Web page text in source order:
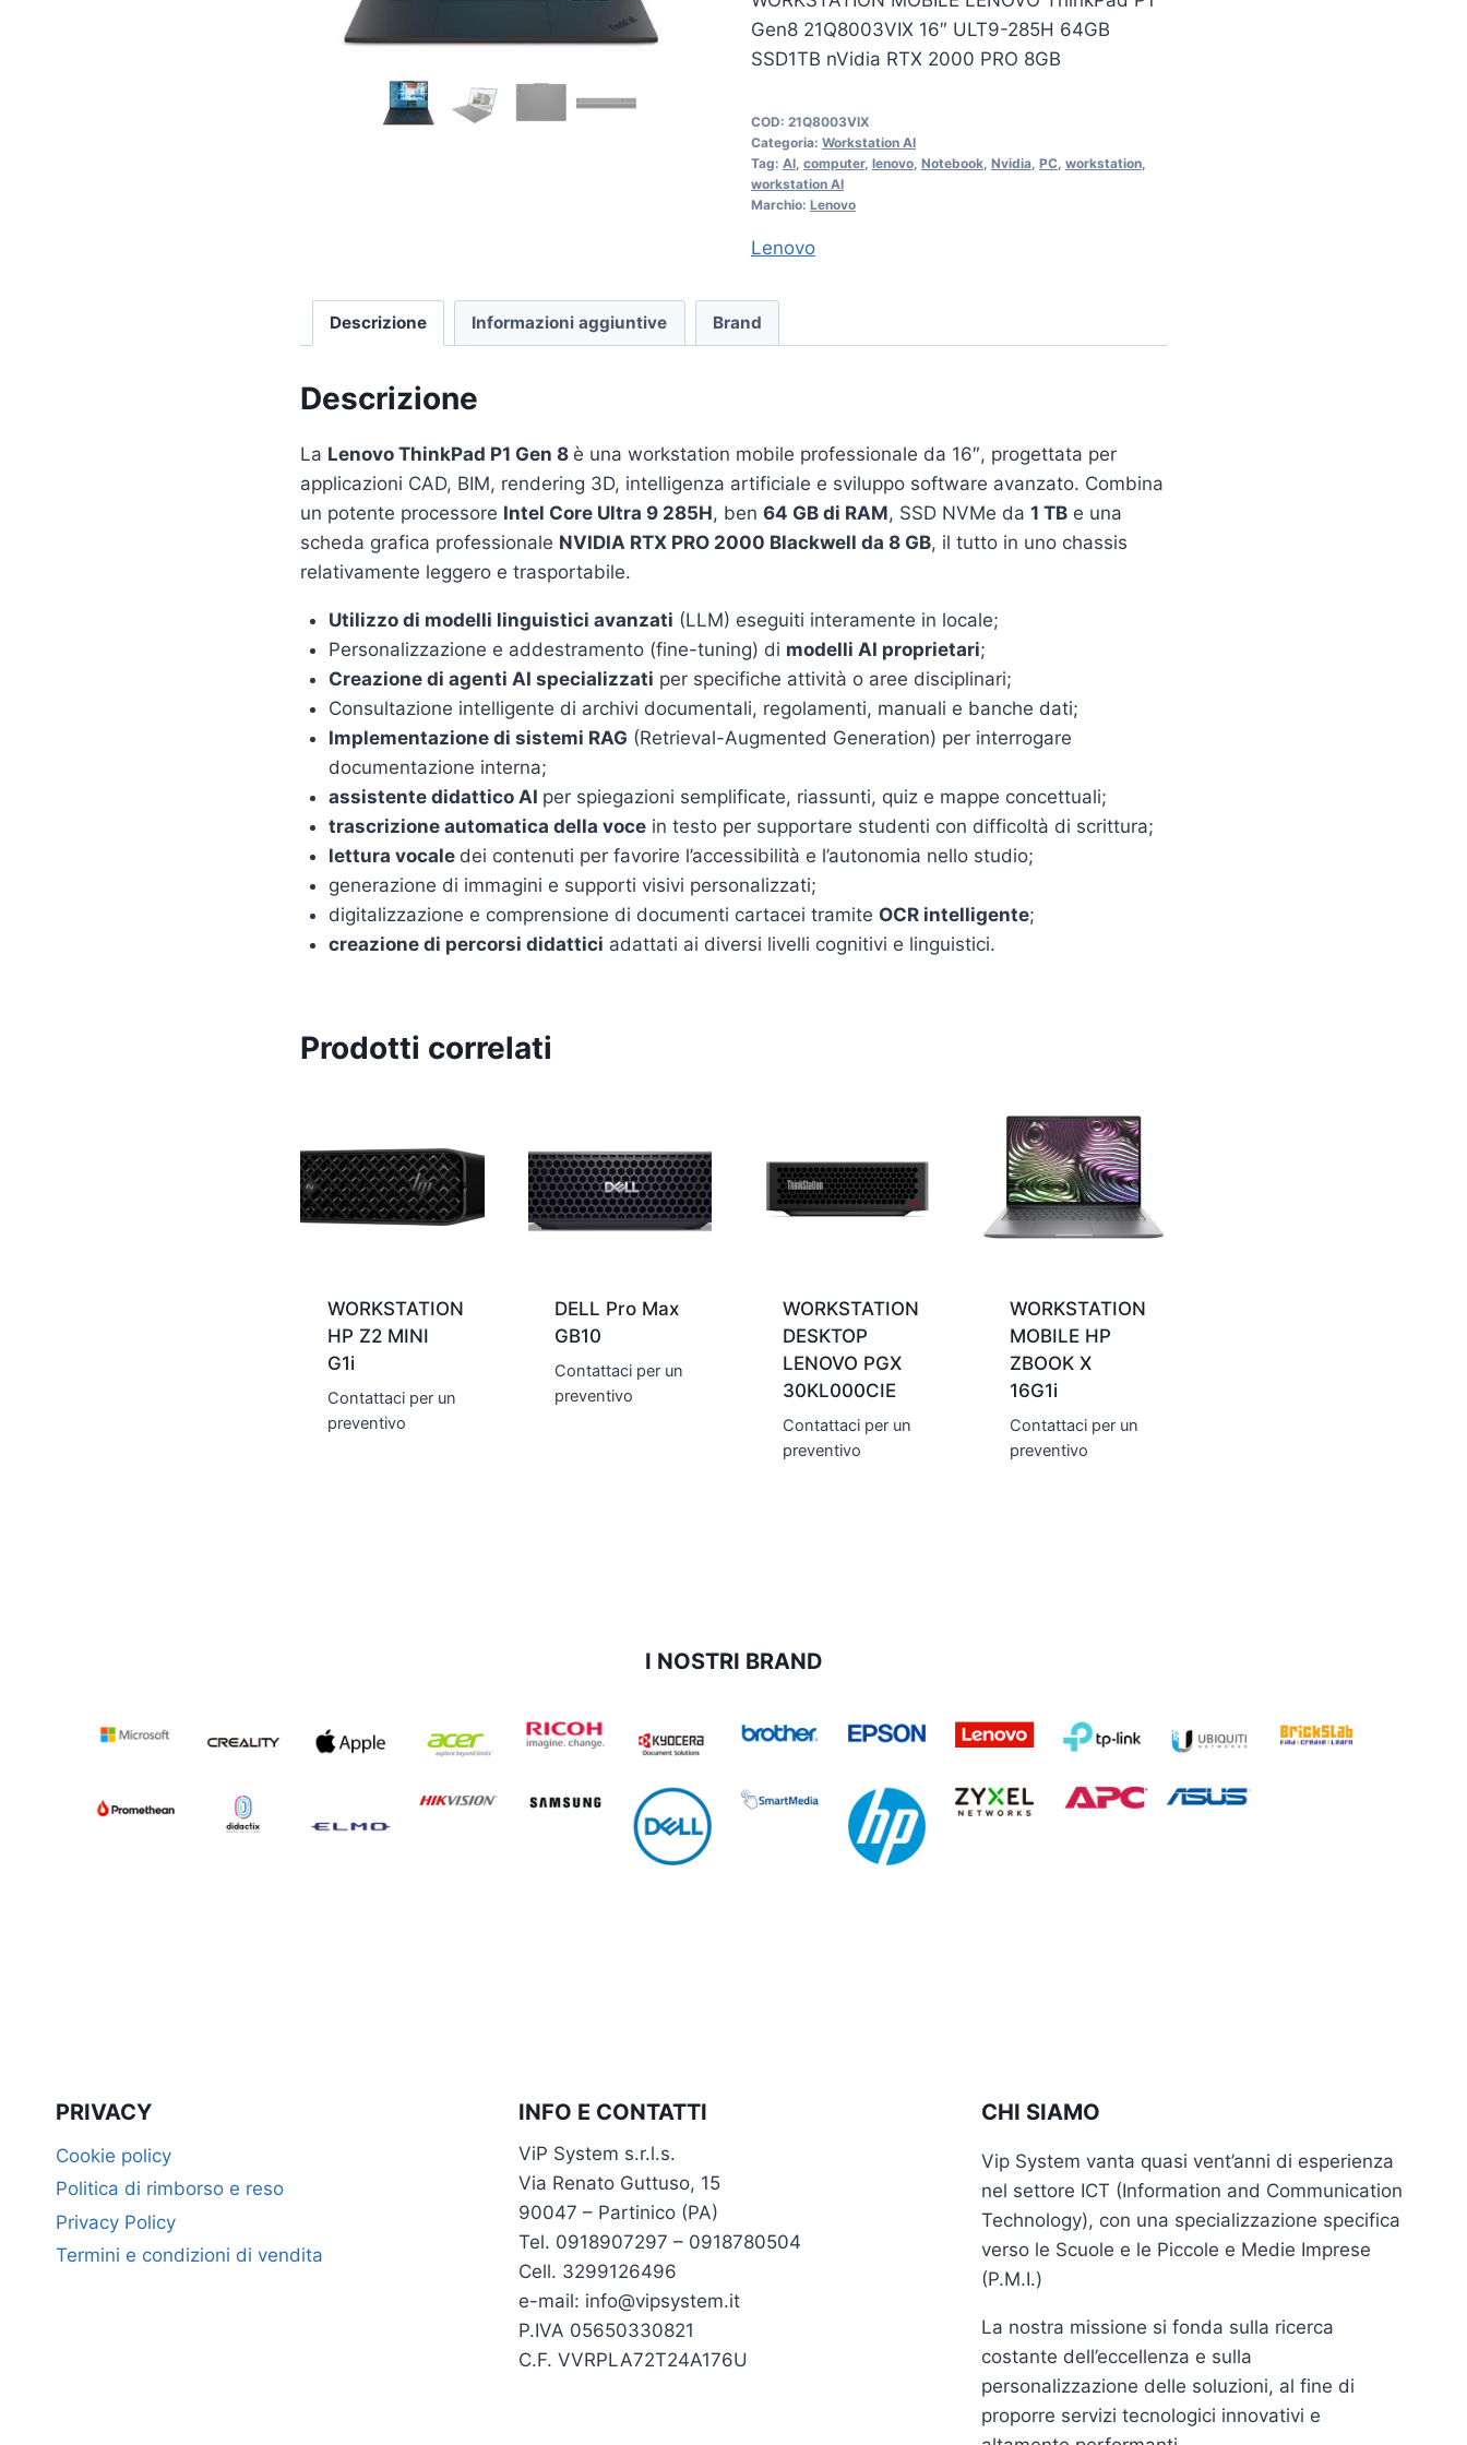
Gen8 21Q8003VIX 16″ ULT9-285H 64GB
SSD1TB nVidia RTX 2000 PRO 8GB
COD: 21Q8003VIX
Categoria: Workstation AI
Tag: AI, computer, lenovo, Notebook, Nvidia, PC, workstation,
workstation AI
Marchio: Lenovo
Lenovo
Descrizione Informazioni aggiuntive Brand
Descrizione
La Lenovo ThinkPad P1 Gen 8 è una workstation mobile professionale da 16″, progettata per
applicazioni CAD, BIM, rendering 3D, intelligenza artificiale e sviluppo software avanzato. Combina
un potente processore Intel Core Ultra 9 285H, ben 64 GB di RAM, SSD NVMe da 1 TB e una
scheda grafica professionale NVIDIA RTX PRO 2000 Blackwell da 8 GB, il tutto in uno chassis
relativamente leggero e trasportabile.
Utilizzo di modelli linguistici avanzati (LLM) eseguiti interamente in locale;
Personalizzazione e addestramento (fine-tuning) di modelli AI proprietari;
Creazione di agenti AI specializzati per specifiche attività o aree disciplinari;
Consultazione intelligente di archivi documentali, regolamenti, manuali e banche dati;
Implementazione di sistemi RAG (Retrieval-Augmented Generation) per interrogare
documentazione interna;
assistente didattico AI per spiegazioni semplificate, riassunti, quiz e mappe concettuali;
trascrizione automatica della vocein testo per supportare studenti con difficoltà di scrittura;
lettura vocale dei contenuti per favorire l’accessibilità e l’autonomia nello studio;
generazione di immagini e supporti visivi personalizzati;
digitalizzazione e comprensione di documenti cartacei tramite OCR intelligente;
creazione di percorsi didattici adattati ai diversi livelli cognitivi e linguistici.
Prodotti correlati
WORKSTATION
HP Z2 MINI
G1i
Contattaci per un
preventivo
DELL Pro Max
GB10
Contattaci per un
preventivo
WORKSTATION
DESKTOP
LENOVO PGX
30KL000CIE
Contattaci per un
preventivo
WORKSTATION
MOBILE HP
ZBOOK X
16G1i
Contattaci per un
preventivo
I NOSTRI BRAND
PRIVACY
Cookie policy
Politica di rimborso e reso
Privacy Policy
Termini e condizioni di vendita
INFO E CONTATTI
ViP System s.r.l.s.
Via Renato Guttuso, 15
90047 – Partinico (PA)
Tel. 0918907297 – 0918780504
Cell. 3299126496
e-mail: info@vipsystem.it
P.IVA 05650330821
C.F. VVRPLA72T24A176U
CHI SIAMO
Vip System vanta quasi vent’anni di esperienza
nel settore ICT (Information and Communication
Technology), con una specializzazione specifica
verso le Scuole e le Piccole e Medie Imprese
(P.M.I.)
La nostra missione si fonda sulla ricerca
costante dell’eccellenza e sulla
personalizzazione delle soluzioni, al fine di
proporre servizi tecnologici innovativi e